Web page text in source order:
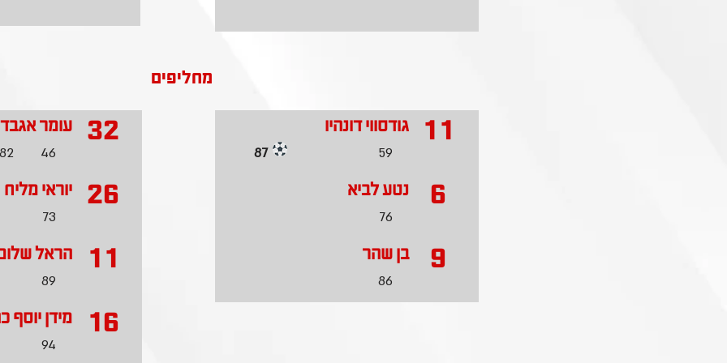
מחליפים
עומר
82 46
32
יוראי מליח
73
26
הראל
89
11
מידן יוסף
94
16
גודסווי דונהיו
87 59
11
נטע לביא
76
6
בן שהר
86
9